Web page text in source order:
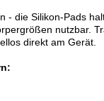
- die Silikon-Pads
nutzbar.
direkt am Gerät.